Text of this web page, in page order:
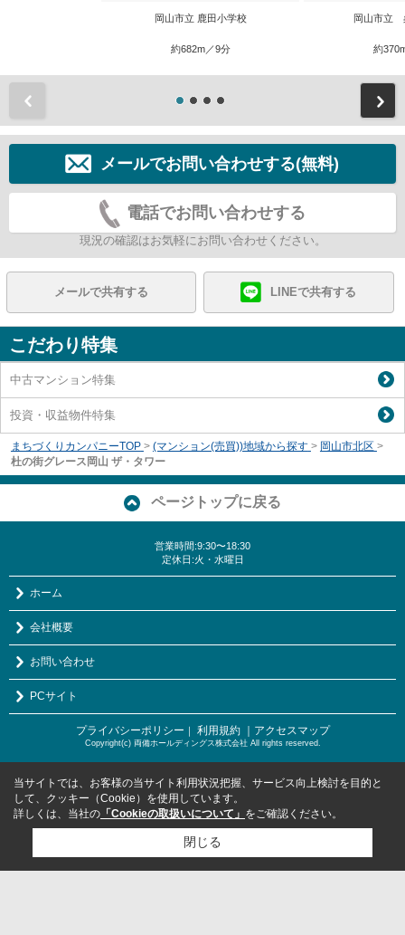
岡山市立 鹿田小学校
約682m／9分
岡山市立
約
メールでお問い合わせする(無料)
電話でお問い合わせする
現況の確認はお気軽にお問い合わせください。
メールで共有する LINEで共有する
こだわり特集
中古マンション特集
投資・収益物件特集
まちづくりカンパニーTOP > (マンション(売買))地域から探す > 岡山市北区 >
杜の街グレース岡山 ザ・タワー
ページトップに戻る
営業時間:9:30〜18:30
定休日:火・水曜日
ホーム
会社概要
お問い合わせ
PCサイト
プライバシーポリシー ｜ 利用規約 ｜アクセスマップ
Copyright(c) 両備ホールディングス株式会社 All rights reserved.
当サイトでは、お客様の当サイト利用状況把握、サービス向上検討を目的と
して、クッキー（Cookie）を使用しています。
詳しくは、当社の 「Cookieの取扱いについて」 をご確認ください。
閉じる